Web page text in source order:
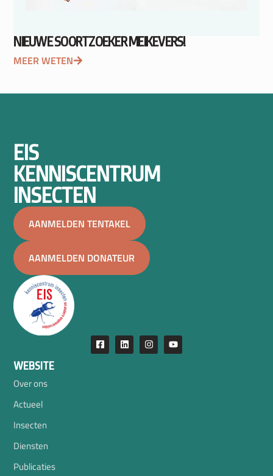
NIEUWE SOORTZOEKER MEIKEVERS!
MEER WETEN
EIS
KENNISCENTRUM
INSECTEN
AANMELDEN TENTAKEL
AANMELDEN DONATEUR
WEBSITE
Over ons
Actueel
Insecten
Diensten
Publicaties